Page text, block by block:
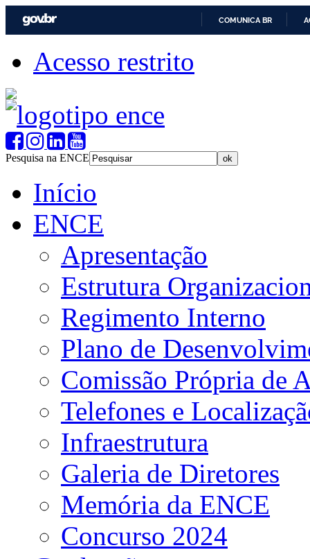
COMUNICA BR
Acesso restrito
Pesquisa na ENCE
Início
ENCE
Apresentação
Estrutura
Regimento Interno
Plano de
Comissão Própria de
Telefones e
Infraestrutura
Galeria de Diretores
Memória da ENCE
Concurso 2024